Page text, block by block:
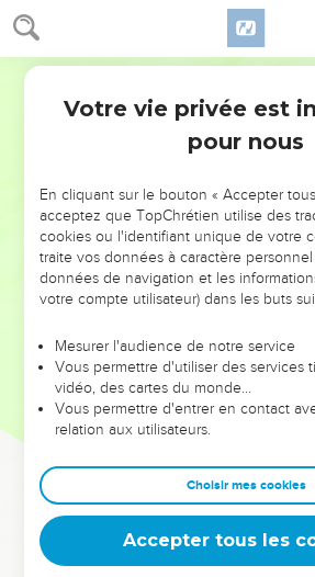
Marc 8
31 Et il commença à les enseigner : Il
l'homme souffre beaucoup, et qu'il soit
des principaux sacrificateurs et des
mort, et qu'il ressuscite après trois jours.
Et il tenait ce discours ouvertement.
Mais lui, se retournant et regardant
Pierre, disant : Va arrière de moi,
sont pas aux choses de Dieu, mais à
Et ayant appelé la foule avec ses
et qu'il prenne sa croix, et me suive :
car quiconque voudra sauver sa vie
quiconque perdra sa propre vie pour
l'évangile la sauvera.
Car que profitera-t-il à un homme
entier, et qu'il fasse la perte de son âme ;
ou que donnera un homme en
Car quiconque aura honte de moi et
Votre vie privée est
pour nous
En cliquant sur le bouton « Accepter
acceptez que TopChrétien utilise des
cookies ou l'identifiant unique de votre
traite vos données à caractère
données de navigation et les
votre compte utilisateur) dans les buts
Mesurer l'audience de notre service
Vous permettre d'utiliser des services
vidéo, des cartes du monde…
Vous permettre d'entrer en contact
relation aux utilisateurs.
Choisir mes cookies
Accepter tous les